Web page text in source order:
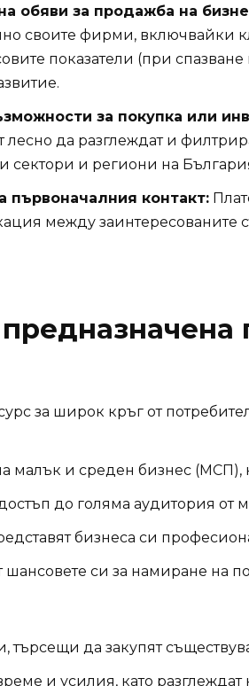
обяви за продажба на
своите фирми, включвайки
показатели (при
за покупка или
лесно да разглеждат и
сектори и региони на
първоначалния контакт:
между заинтересованите
предназначена
за широк кръг от
малък и среден бизнес (МСП),
до голяма аудитория от
бизнеса си
шансовете си за намиране на
търсещи да закупят
и усилия, като